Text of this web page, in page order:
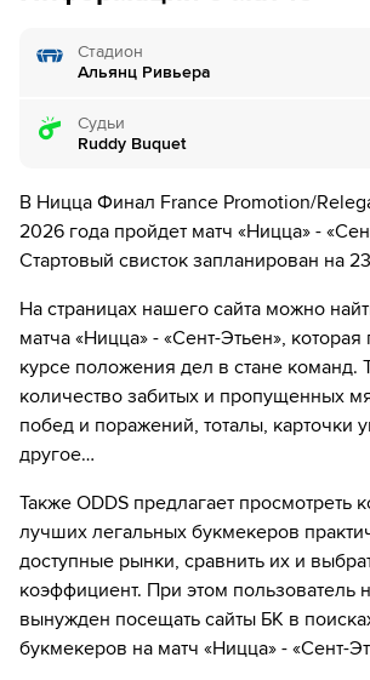
Лукас Стассин из команды Сент-Этьен
9´ Лукас Стассин нанес удар, но тот был
НЕТ ГОЛА! - После повторной
судья объявляет, что гол команды
отменен из-за положения "вне
10´
ПРОВЕРКА ВАР ЗАКОНЧЕНА -
действий.
Сент-Этьен совершает вбрасывание
половине поля
12´ Сент-Этьен совершает вбрасывание
противника
Стадион
Альянц Ривьера
Судьи
Ruddy Buquet
В Ницца Финал France Promotion/
2026 года пройдет матч «Ницца» -
Стартовый свисток запланирован на
На страницах нашего сайта можно
матча «Ницца» - «Сент-Этьен»,
курсе положения дел в стане команд.
количество забитых и пропущенных
побед и поражений, тоталы, карточки
другое…
Также ODDS предлагает просмотреть
лучших легальных букмекеров
доступные рынки, сравнить их и
коэффициент. При этом пользователь
вынужден посещать сайты БК в
букмекеров на матч «Ницца» - «Сент-